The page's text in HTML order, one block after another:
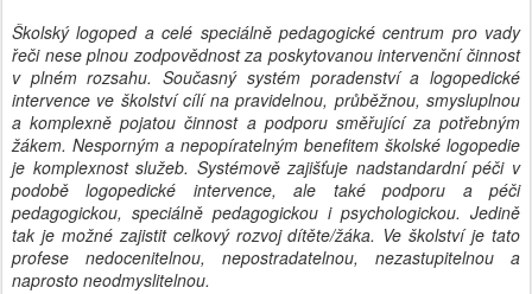
Školský logoped a celé speciálně pedagogické centrum pro vady
řeči nese plnou zodpovědnost za poskytovanou intervenční činnost
v plném rozsahu. Současný systém poradenství a logopedické
intervence ve školství cílí na pravidelnou, průběžnou, smysluplnou
a komplexně pojatou činnost a podporu směřující za potřebným
žákem. Nesporným a nepopíratelným benefitem školské logopedie
je komplexnost služeb. Systémově zajišťuje nadstandardní péči v
podobě logopedické intervence, ale také podporu a péči
pedagogickou, speciálně pedagogickou i psychologickou. Jedině
tak je možné zajistit celkový rozvoj dítěte/žáka. Ve školství je tato
profese nedocenitelnou, nepostradatelnou, nezastupitelnou a
naprosto neodmyslitelnou.